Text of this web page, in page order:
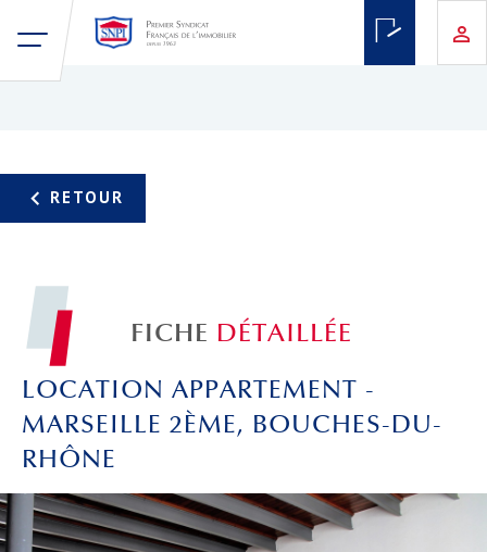
FICHE DÉTAILLÉE
LOCATION APPARTEMENT -
MARSEILLE 2ÈME, BOUCHES-DU-
RHÔNE